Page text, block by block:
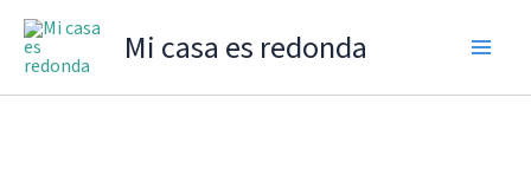
Mi casa es redonda